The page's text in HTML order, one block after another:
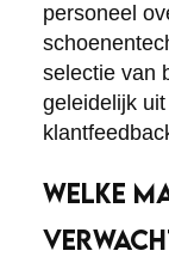
personeel
selectie van
geleidelijk
WELKE